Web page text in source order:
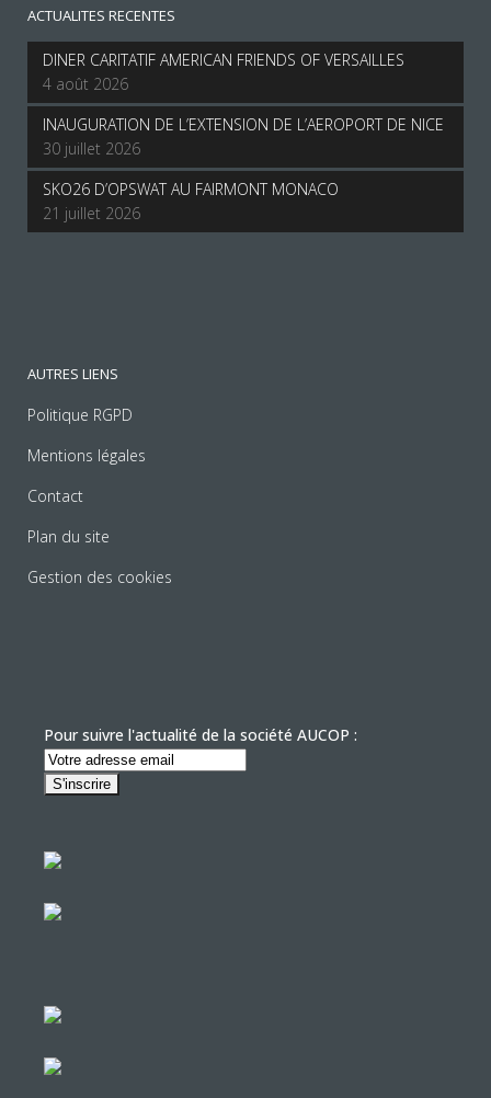
ACTUALITES RECENTES
DINER CARITATIF AMERICAN FRIENDS OF VERSAILLES
4 août 2026
INAUGURATION DE L’EXTENSION DE L’AEROPORT DE NICE
30 juillet 2026
SKO26 D’OPSWAT AU FAIRMONT MONACO
21 juillet 2026
AUTRES LIENS
Politique RGPD
Mentions légales
Contact
Plan du site
Gestion des cookies
Pour suivre l'actualité de la société AUCOP :